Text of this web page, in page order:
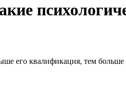
его квалификация, тем